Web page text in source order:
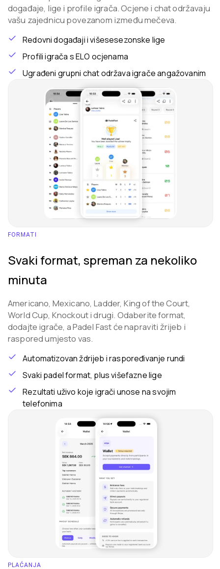
događaje, lige i profile igrača. Ocjene i chat održavaju
vašu zajednicu povezanom između mečeva.
Redovni događaji i višesesezonske lige
Profili igrača s ELO ocjenama
Ugrađeni grupni chat održava igrače angažovanim
FORMATI
Svaki format, spreman za nekoliko
minuta
Americano, Mexicano, Ladder, King of the Court,
World Cup, Knockout i drugi. Odaberite format,
dodajte igrače, a Padel Fast će napraviti žrijeb i
raspored umjesto vas.
Automatizovan ždrijeb i raspoređivanje rundi
Svaki padel format, plus višefazne lige
Rezultati uživo koje igrači unose na svojim
telefonima
PLAĆANJA